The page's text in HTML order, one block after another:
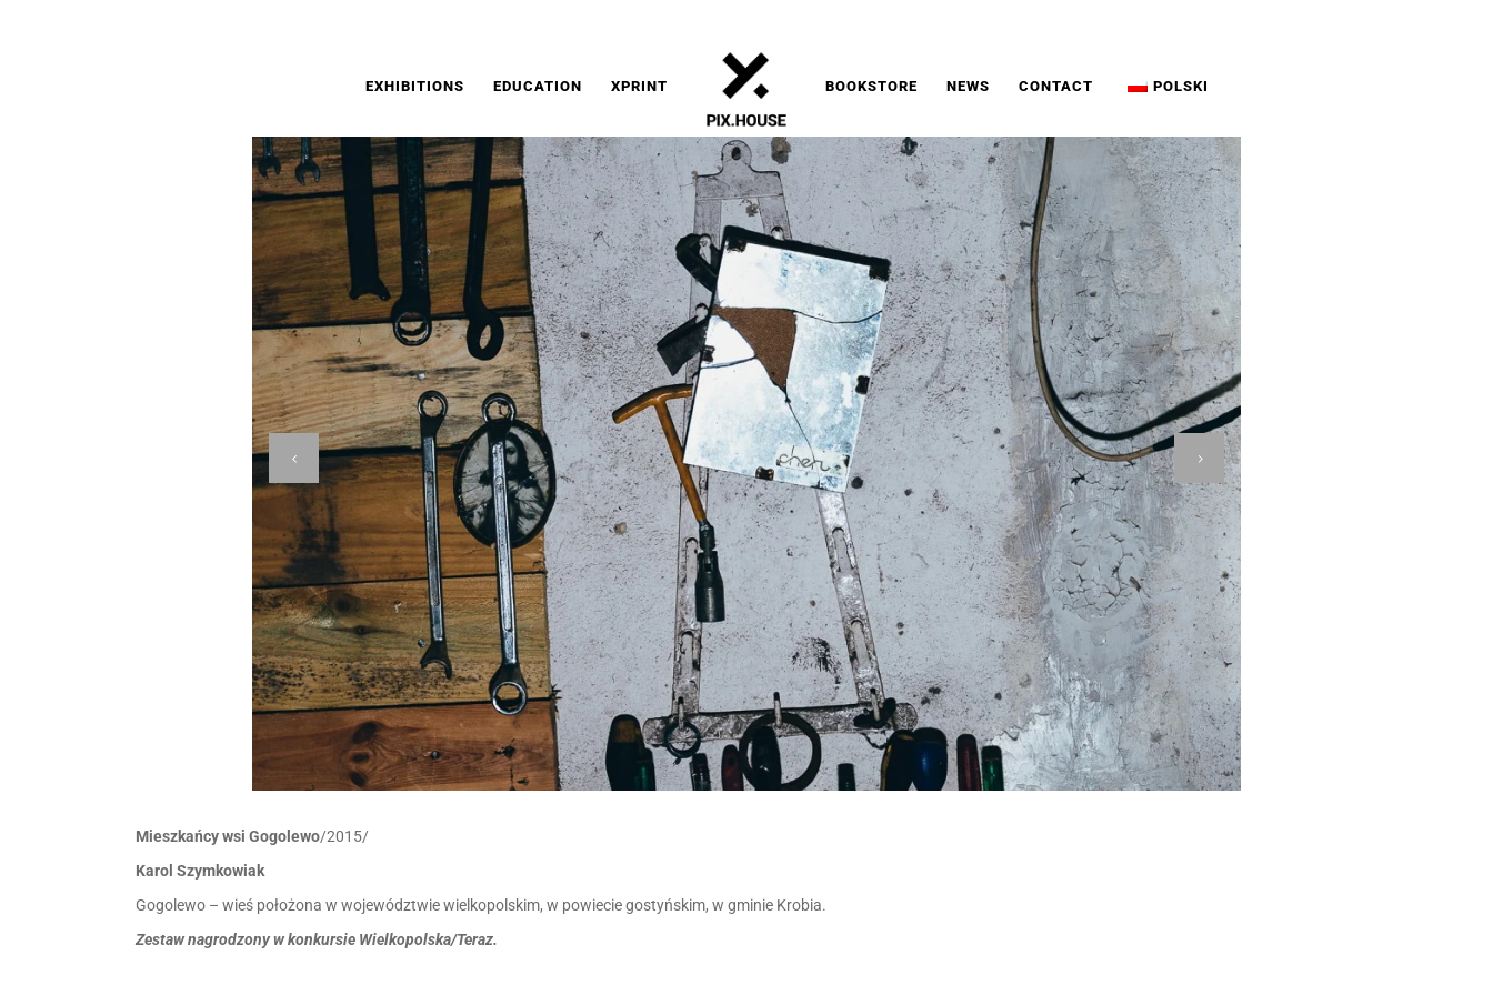
EXHIBITIONS EDUCATION XPRINT BOOKSTORE NEWS CONTACT POLSKI
| KAROL SZYMKOWIAK
Mieszkańcy wsi Gogolewo/2015/
Karol Szymkowiak
Gogolewo – wieś położona w województwie wielkopolskim, w powiecie gostyńskim, w gminie Krobia.
Zestaw nagrodzony w konkursie Wielkopolska/Teraz.